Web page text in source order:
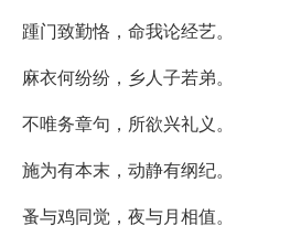
踵门致勤恪，命我论经艺。
麻衣何纷纷，乡人子若弟。
不唯务章句，所欲兴礼义。
施为有本末，动静有纲纪。
蚤与鸡同觉，夜与月相值。